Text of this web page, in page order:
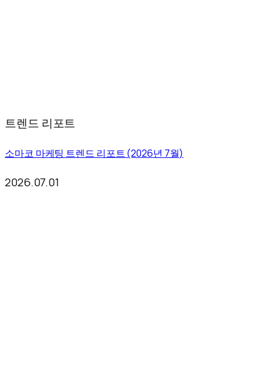
트렌드 리포트
소마코 마케팅 트렌드 리포트 (2026년 7월)
2026.07.01